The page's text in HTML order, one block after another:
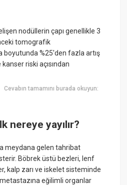
nodüllerin çapı genellikle 3
tomografik
boyutunda %25'den fazla artış
riski açısından
Cevabın tamamını burada okuyun:
nereye yayılır?
meydana gelen tahribat
Böbrek üstü bezleri, lenf
kalp zarı ve iskelet sisteminde
eğilimli organlar